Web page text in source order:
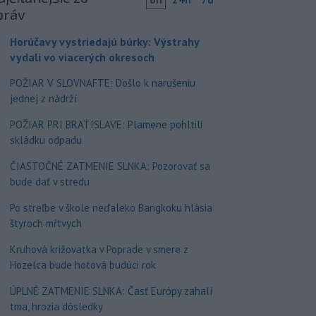
Horúčavy vystriedajú búrky: Výstrahy
vydali vo viacerých okresoch
POŽIAR V SLOVNAFTE: Došlo k narušeniu
jednej z nádrží
POŽIAR PRI BRATISLAVE: Plamene pohltili
skládku odpadu
ČIASTOČNÉ ZATMENIE SLNKA: Pozorovať sa
bude dať v stredu
Po streľbe v škole neďaleko Bangkoku hlásia
štyroch mŕtvych
Kruhová križovatka v Poprade v smere z
Hozelca bude hotová budúci rok
ÚPLNÉ ZATMENIE SLNKA: Časť Európy zahalí
tma, hrozia dôsledky